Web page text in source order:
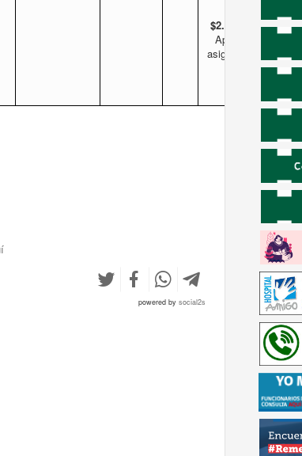
$2.019.112.-
Aprox. sin
asignación de
powered bysocial2s